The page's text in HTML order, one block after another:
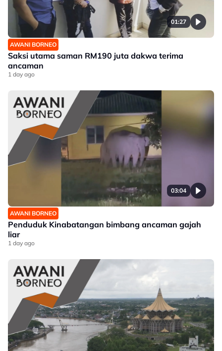
01:27
AWANI BORNEO
Saksi utama saman RM190 juta dakwa terima
ancaman
1 day ago
03:04
AWANI BORNEO
Penduduk Kinabatangan bimbang ancaman gajah
liar
1 day ago